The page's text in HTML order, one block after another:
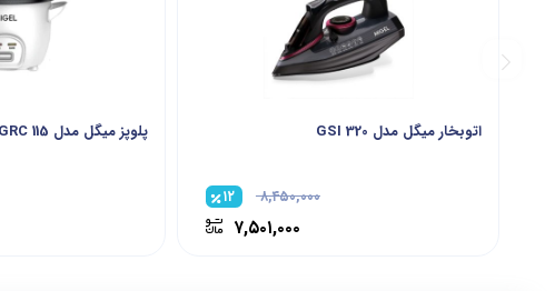
اتوبخار میگل مدل GSI 320
۸,۴۵۰,۰۰۰
۷,۵۰۱,۰۰۰
۱۲
پلوپز میگل مدل GRC 115